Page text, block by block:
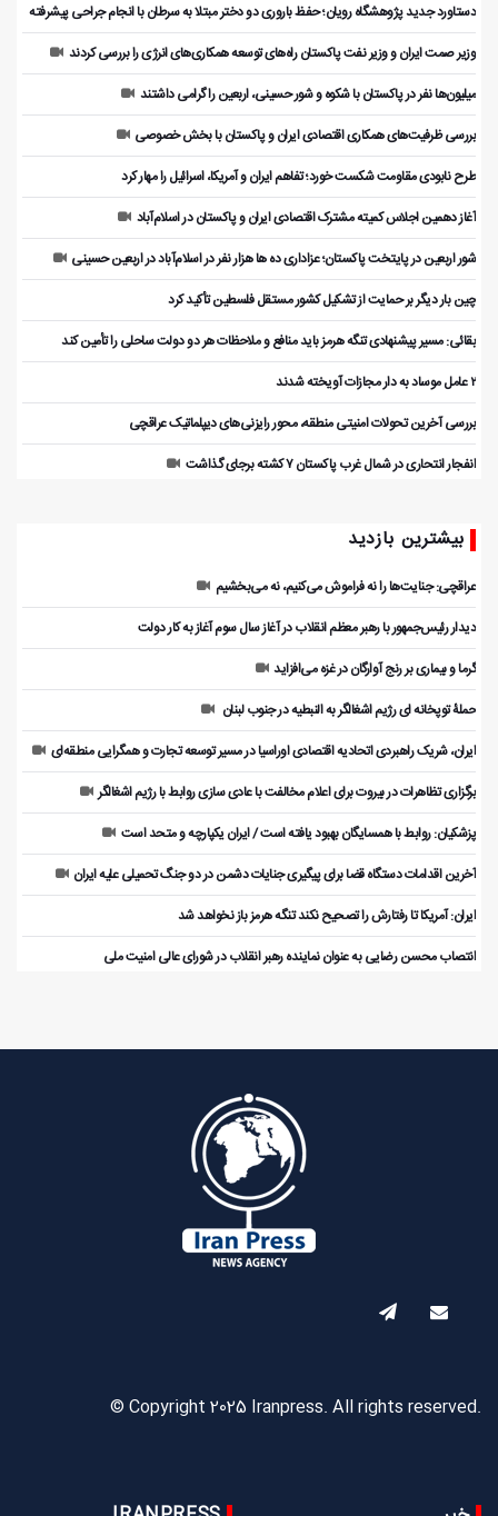
دستاورد جدید پژوهشگاه رویان؛ حفظ باروری دو دختر مبتلا به سرطان با انجام جراحی پیشرفته
وزیر صمت ایران و وزیر نفت پاکستان راه‌های توسعه همکاری‌های انرژی را بررسی کردند
میلیون‌ها نفر در پاکستان با شکوه و شور حسینی، اربعین را گرامی داشتند
بررسی ظرفیت‌های همکاری اقتصادی ایران و پاکستان با بخش خصوصی
طرح نابودی مقاومت شکست خورد؛ تفاهم ایران و آمریکا، اسرائیل را مهار کرد
آغاز دهمین اجلاس کمیته مشترک اقتصادی ایران و پاکستان در اسلام‌آباد
شور اربعین در پایتخت پاکستان؛ عزاداری ده ها هزار نفر در اسلام‌آباد در اربعین حسینی
چین بار دیگر بر حمایت از تشکیل کشور مستقل فلسطین تأکید کرد
بقائی: مسیر پیشنهادی تنگه هرمز باید منافع و ملاحظات هر دو دولت ساحلی را تأمین کند
۲ عامل موساد به دار مجازات آویخته شدند
بررسی آخرین تحولات امنیتی منطقه، محور رایزنی‌های دیپلماتیک عراقچی
انفجار انتحاری در شمال غرب پاکستان ۷ کشته برجای گذاشت
بیشترین بازدید
عراقچی: جنایت‌ها را نه فراموش می‌کنیم، نه می‌بخشیم
دیدار رئیس‌جمهور با رهبر معظم انقلاب در آغاز سال سوم آغاز به کار دولت
گرما و بیماری بر رنج آوارگان در غزه می‌افزاید
حملۀ توپخانه ای رژیم اشغالگر به النبطیه در جنوب لبنان
ایران، شریک راهبردی اتحادیه اقتصادی اوراسیا در مسیر توسعه تجارت و همگرایی منطقه‌ای
برگزاری تظاهرات در بیروت برای اعلام مخالفت با عادی سازی روابط با رژیم اشغالگر
پزشکیان: روابط با همسایگان بهبود یافته است / ایران یکپارچه و متحد است
آخرین اقدامات دستگاه قضا برای پیگیری جنایات دشمن در دو جنگ تحمیلی علیه ایران
ایران: آمریکا تا رفتارش را تصحیح نکند تنگه هرمز باز نخواهد شد
انتصاب محسن رضایی به عنوان نماینده رهبر انقلاب در شورای عالی امنیت ملی
© Copyright 2025 Iranpress. All rights reserved.